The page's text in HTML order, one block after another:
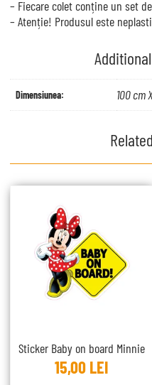
– Fiecare colet conține un set
– Atenție! Produsul este
Dimensiunea: 100 cm
Sticker Baby on board Minnie
15,00 LEI